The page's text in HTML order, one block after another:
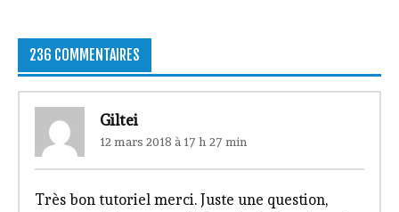
236 COMMENTAIRES
Giltei
12 mars 2018 à 17 h 27 min
Très bon tutoriel merci. Juste une question,